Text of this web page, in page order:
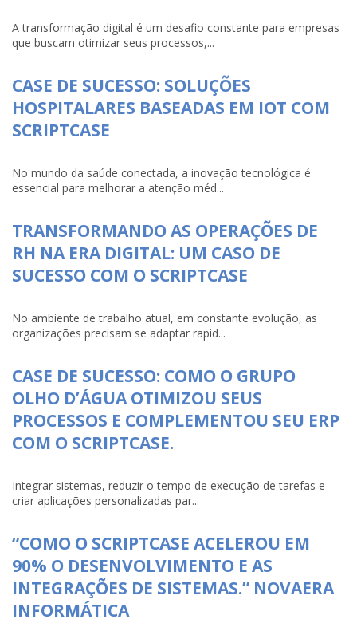
A transformação digital é um desafio constante para empresas
que buscam otimizar seus processos,...
CASE DE SUCESSO: SOLUÇÕES
HOSPITALARES BASEADAS EM IOT COM
SCRIPTCASE
No mundo da saúde conectada, a inovação tecnológica é
essencial para melhorar a atenção méd...
TRANSFORMANDO AS OPERAÇÕES DE
RH NA ERA DIGITAL: UM CASO DE
SUCESSO COM O SCRIPTCASE
No ambiente de trabalho atual, em constante evolução, as
organizações precisam se adaptar rapid...
CASE DE SUCESSO: COMO O GRUPO
OLHO D’ÁGUA OTIMIZOU SEUS
PROCESSOS E COMPLEMENTOU SEU ERP
COM O SCRIPTCASE.
Integrar sistemas, reduzir o tempo de execução de tarefas e
criar aplicações personalizadas par...
“COMO O SCRIPTCASE ACELEROU EM
90% O DESENVOLVIMENTO E AS
INTEGRAÇÕES DE SISTEMAS.” NOVAERA
INFORMÁTICA